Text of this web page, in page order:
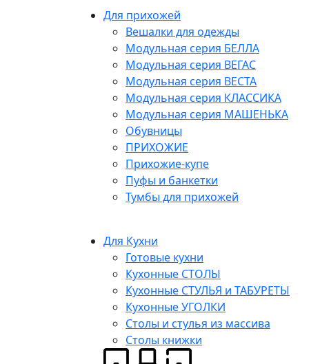
Для прихожей
Вешалки для одежды
Модульная серия БЕЛЛА
Модульная серия ВЕГАС
Модульная серия ВЕСТА
Модульная серия КЛАССИКА
Модульная серия МАШЕНЬКА
Обувницы
ПРИХОЖИЕ
Прихожие-купе
Пуфы и банкетки
Тумбы для прихожей
Для Кухни
Готовые кухни
Кухонные СТОЛЫ
Кухонные СТУЛЬЯ и ТАБУРЕТЫ
Кухонные УГОЛКИ
Столы и стулья из массива
Столы книжки